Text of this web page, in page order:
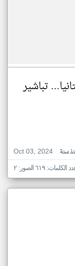
تباشير
Oct 03, 2024
سنة
الكلمات: ٦١٩ الصور: ٢